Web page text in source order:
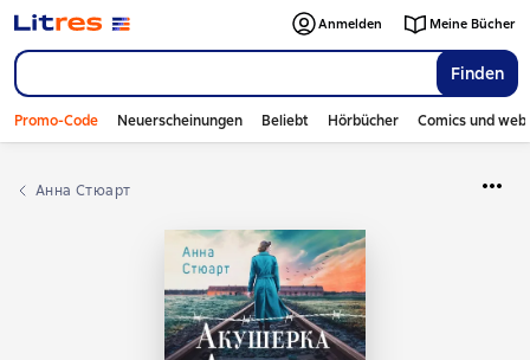
Finden
Anmelden Meine Bücher
Promo-Code Neuerscheinungen Beliebt Hörbücher Comics und
Анна Стюарт